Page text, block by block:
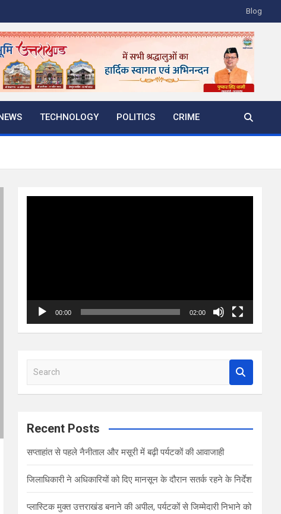
Blog
TECHNOLOGY POLITICS CRIME
00:00 02:00
a
c
Recent Posts
सप्ताहांत से पहले नैनीताल और मसूरी में बढ़ी पर्यटकों की आवाजाही
जिलाधिकारी ने अधिकारियों को दिए मानसून के दौरान सतर्क रहने के निर्देश
प्लास्टिक मुक्त उत्तराखंड बनाने की अपील, पर्यटकों से जिम्मेदारी निभाने को